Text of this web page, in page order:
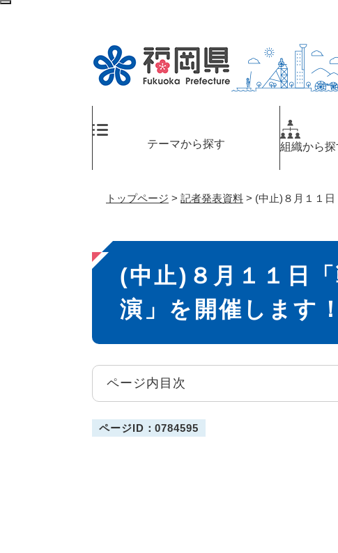
ペ
メ
テーマから探す 組織から探
トップページ > 記者発表資料 > (中止)８月１１
本
文
(中止)８月１１日
演」を開催します！
ページ内目次
ページID：0784595